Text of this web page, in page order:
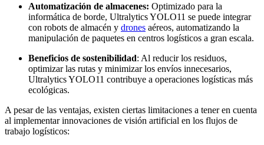
Automatización de almacenes: Optimizado para la
informática de borde, Ultralytics YOLO11 se puede integrar
con robots de almacén y drones aéreos, automatizando la
manipulación de paquetes en centros logísticos a gran escala.
Beneficios de sostenibilidad: Al reducir los residuos,
optimizar las rutas y minimizar los envíos innecesarios,
Ultralytics YOLO11 contribuye a operaciones logísticas más
ecológicas.
A pesar de las ventajas, existen ciertas limitaciones a tener en cuenta
al implementar innovaciones de visión artificial en los flujos de
trabajo logísticos: